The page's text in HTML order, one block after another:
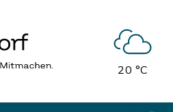
20 °C